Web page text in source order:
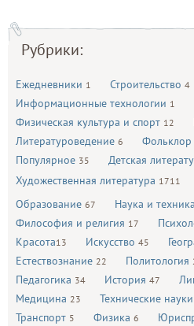
Рубрики:
Ежедневники 1 Строительство 4
Информационные технологии 1
Физическая культура и спорт 12
Литературоведение 6 Фольклор
Популярное 35 Детская
Художественная литература 1711
Образование 67 Наука и техника
Философия и религия 17
Красота13 Искусство 45
Естествознание 22 Политология
Педагогика 34 История 47
Медицина 23 Технические науки
Транспорт 5 Физика 6